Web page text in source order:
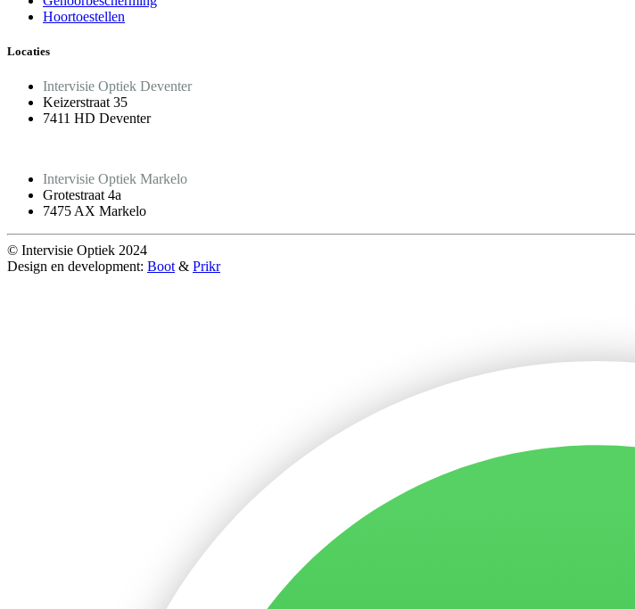
Hoortoestellen
Locaties
Intervisie Optiek Deventer
Keizerstraat 35
7411 HD Deventer
Intervisie Optiek Markelo
Grotestraat 4a
7475 AX Markelo
© Intervisie Optiek 2024
Design en development: Boot & Prikr